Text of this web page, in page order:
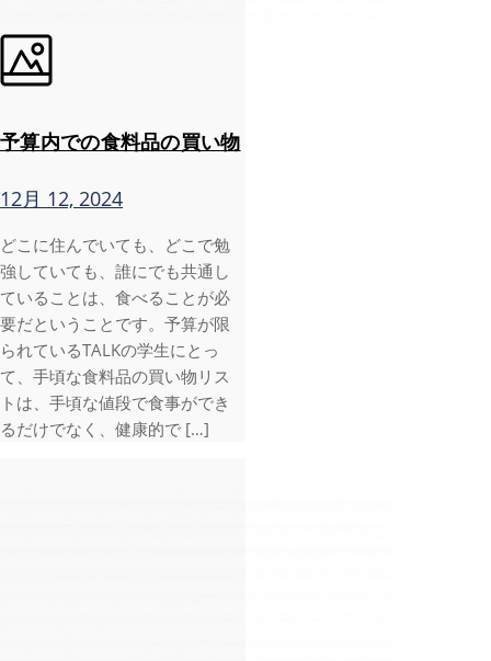
予算内での食料品の買い物
12月 12, 2024
どこに住んでいても、どこで勉
強していても、誰にでも共通し
ていることは、食べることが必
要だということです。予算が限
られているTALKの学生にとっ
て、手頃な食料品の買い物リス
トは、手頃な値段で食事ができ
るだけでなく、健康的で […]